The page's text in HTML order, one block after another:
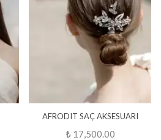
AFRODIT SAÇ AKSESUARI
₺ 17,500.00